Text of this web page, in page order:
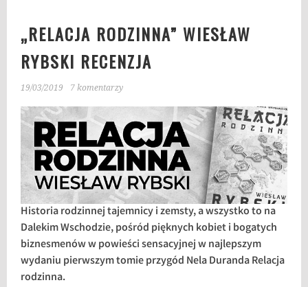
„RELACJA RODZINNA” WIESŁAW
RYBSKI RECENZJA
19/03/2019 7 komentarzy
Historia rodzinnej tajemnicy i zemsty, a wszystko to na
Dalekim Wschodzie, pośród pięknych kobiet i bogatych
biznesmenów w powieści sensacyjnej w najlepszym
wydaniu pierwszym tomie przygód Nela Duranda Relacja
rodzinna.